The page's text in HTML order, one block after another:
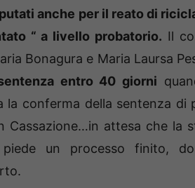
anche per il reato di
“ a livello probatorio. Il
Bonagura e Maria Laursa
entro 40 giorni
la conferma della sentenza di
Cassazione…in attesa che la
un processo finito,